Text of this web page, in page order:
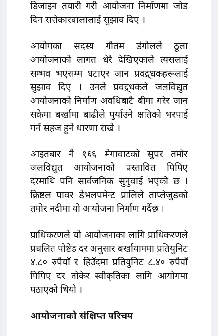
डिजाइन तयारी गरी आयोजना निर्माणमा जोड
दिन सरोकारवालालाई सुझाव दिए ।
आयोगका सदस्य गौतम डंगोलले ठूला
आयोजनाको लागत धेरै देखिएकाले त्यसलाई
सम्भव भएसम्म घटाएर जान प्रवद्र्धकहरूलाई
सुझाव दिए । उनले प्रवद्र्धकले जलविद्युत
आयोजनाको निर्माण अवधिबाटै बीमा गरेर जान
सकेमा बर्खामा बाढीले पुर्याउने क्षतिको भरपाई
गर्न सहज हुने धारणा राखे ।
आइतबार नै १६६ मेगावाटको सुपर तमोर
जलविद्युत आयोजनाको प्रस्तावित पिपिए
दरमाथि पनि सार्वजनिक सुनुवाई भएको छ ।
क्रिष्टल पावर डेभलपमेन्ट प्रालिले ताप्लेजुङको
तमोर नदीमा यो आयोजना निर्माण गर्दैछ ।
प्राधिकरणले यो आयोजनाका लागि प्राधिकरणले
प्रचलित पोष्टेड दर अनुसार बर्खायाममा प्रतियुनिट
४.८० रुपैयाँ र हिउँदमा प्रतियुनिट ८.४० रुपैयाँ
पिपिए दर तोकेर स्वीकृतिका लागि आयोगमा
पठाएको थियो ।
आयोजनाको संक्षिप्त परिचय